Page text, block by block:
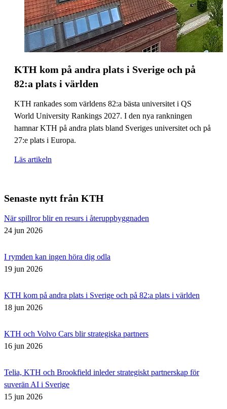
KTH kom på andra plats i Sverige och på
82:a plats i världen
KTH rankades som världens 82:a bästa universitet i QS
World University Rankings 2027. I den nya rankningen
hamnar KTH på andra plats bland Sveriges universitet och på
27:e plats i Europa.
Läs artikeln
Senaste nytt från KTH
När spillror blir en resurs i återuppbyggnaden
24 jun 2026
I rymden kan ingen höra dig odla
19 jun 2026
KTH kom på andra plats i Sverige och på 82:a plats i världen
18 jun 2026
KTH och Volvo Cars blir strategiska partners
16 jun 2026
Telia, KTH och Brookfield inleder strategiskt partnerskap för
suverän AI i Sverige
15 jun 2026